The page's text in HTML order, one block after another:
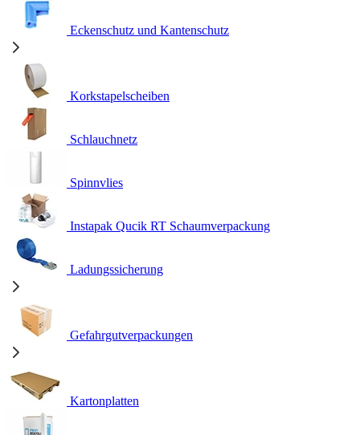
Eckenschutz und Kantenschutz
Korkstapelscheiben
Schlauchnetz
Spinnvlies
Instapak Qucik RT Schaumverpackung
Ladungssicherung
Gefahrgutverpackungen
Kartonplatten